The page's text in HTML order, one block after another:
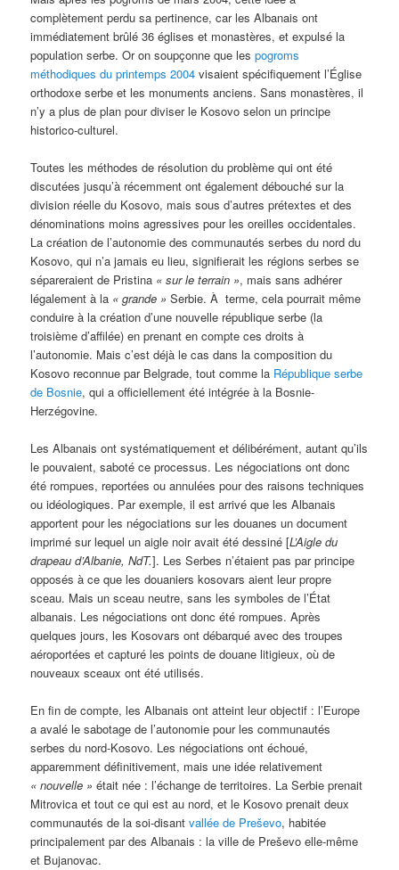
complètement perdu sa pertinence, car les Albanais ont
immédiatement brûlé 36 églises et monastères, et expulsé la
population serbe. Or on soupçonne que lespogroms
méthodiques du printemps 2004 visaient spécifiquement l’Église
orthodoxe serbe et les monuments anciens. Sans monastères, il
n’y a plus de plan pour diviser le Kosovo selon un principe
historico-culturel.
Toutes les méthodes de résolution du problème qui ont été
discutées jusqu’à récemment ont également débouché sur la
division réelle du Kosovo, mais sous d’autres prétextes et des
dénominations moins agressives pour les oreilles occidentales.
La création de l’autonomie des communautés serbes du nord du
Kosovo, qui n’a jamais eu lieu, signifierait les régions serbes se
sépareraient de Pristina « sur le terrain », mais sans adhérer
légalement à la « grande » Serbie. À terme, cela pourrait même
conduire à la création d’une nouvelle république serbe (la
troisième d’affilée) en prenant en compte ces droits à
l’autonomie. Mais c’est déjà le cas dans la composition du
Kosovo reconnue par Belgrade, tout comme la République serbe
de Bosnie, qui a officiellement été intégrée à la Bosnie-
Herzégovine.
Les Albanais ont systématiquement et délibérément, autant qu’ils
le pouvaient, saboté ce processus. Les négociations ont donc
été rompues, reportées ou annulées pour des raisons techniques
ou idéologiques. Par exemple, il est arrivé que les Albanais
apportent pour les négociations sur les douanes un document
imprimé sur lequel un aigle noir avait été dessiné [L’Aigle du
drapeau d’Albanie, NdT.]. Les Serbes n’étaient pas par principe
opposés à ce que les douaniers kosovars aient leur propre
sceau. Mais un sceau neutre, sans les symboles de l’État
albanais. Les négociations ont donc été rompues. Après
quelques jours, les Kosovars ont débarqué avec des troupes
aéroportées et capturé les points de douane litigieux, où de
nouveaux sceaux ont été utilisés.
En fin de compte, les Albanais ont atteint leur objectif : l’Europe
a avalé le sabotage de l’autonomie pour les communautés
serbes du nord-Kosovo. Les négociations ont échoué,
apparemment définitivement, mais une idée relativement
« nouvelle » était née : l’échange de territoires. La Serbie prenait
Mitrovica et tout ce qui est au nord, et le Kosovo prenait deux
communautés de la soi-disantvallée de Preševo, habitée
principalement par des Albanais : la ville de Preševo elle-même
et Bujanovac.